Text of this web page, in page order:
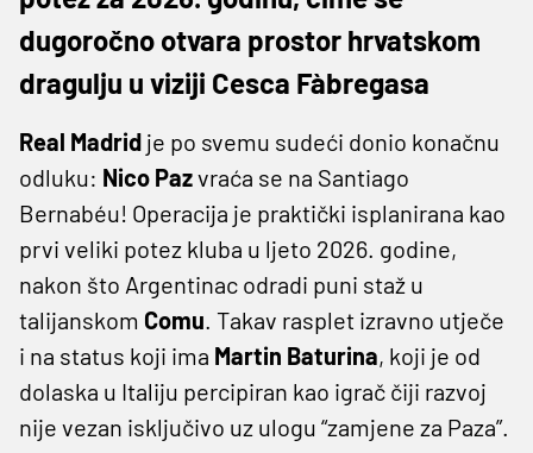
dugoročno otvara prostor hrvatskom
dragulju u viziji Cesca Fàbregasa
Real Madrid je po svemu sudeći donio konačnu
odluku: Nico Pazvraća se na Santiago
Bernabéu! Operacija je praktički isplanirana kao
prvi veliki potez kluba u ljeto 2026. godine,
nakon što Argentinac odradi puni staž u
talijanskom Comu. Takav rasplet izravno utječe
i na status koji ima Martin Baturina, koji je od
dolaska u Italiju percipiran kao igrač čiji razvoj
nije vezan isključivo uz ulogu “zamjene za Paza”.